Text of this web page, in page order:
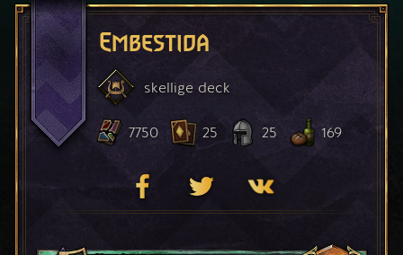
Embestida
skellige deck
7750 25 25 169